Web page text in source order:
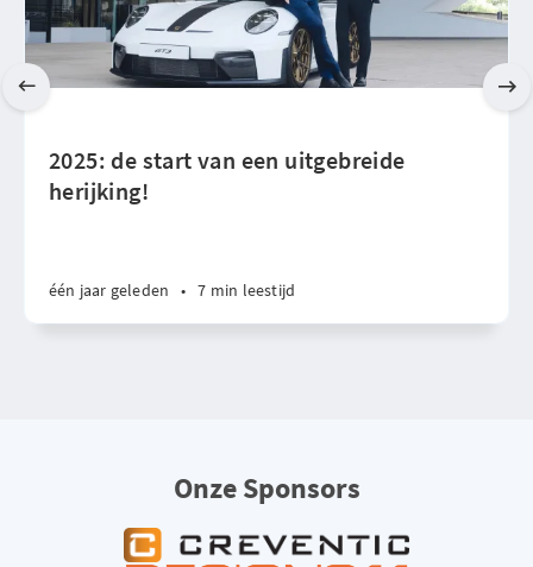
2025: de start van een uitgebreide
herijking!
één jaar geleden • 7 min leestijd
Onze Sponsors